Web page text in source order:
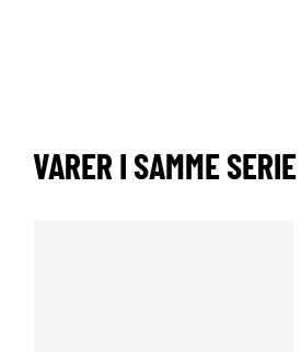
VARER I SAMME SERIE